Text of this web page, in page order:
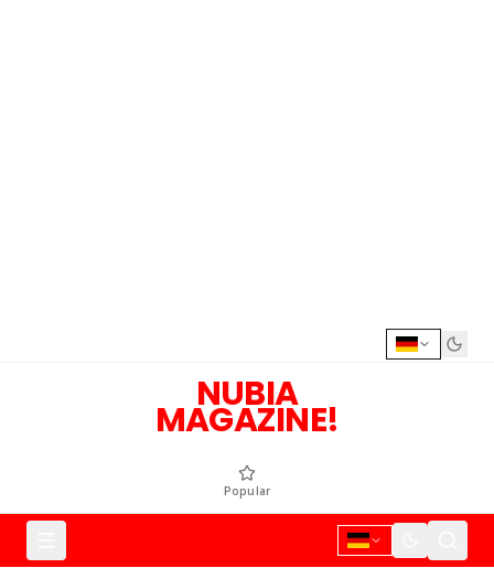
NUBIA
MAGAZINE!
Popular